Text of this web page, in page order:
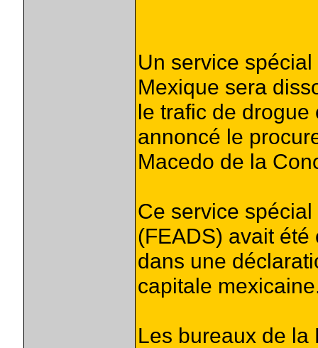
Un service
Mexique sera
le trafic de
annoncé le
Macedo de la
Ce service
(FEADS) avait
dans une
capitale
Les bureaux de la